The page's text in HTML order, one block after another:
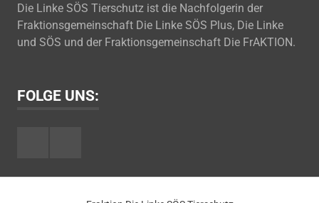
Die Linke SÖS Tierschutz ist die Nachfolgerin der
Fraktionsgemeinschaft Die Linke SÖS Plus, Die Linke
und SÖS und der Fraktionsgemeinschaft Die FrAKTION.
FOLGE UNS: